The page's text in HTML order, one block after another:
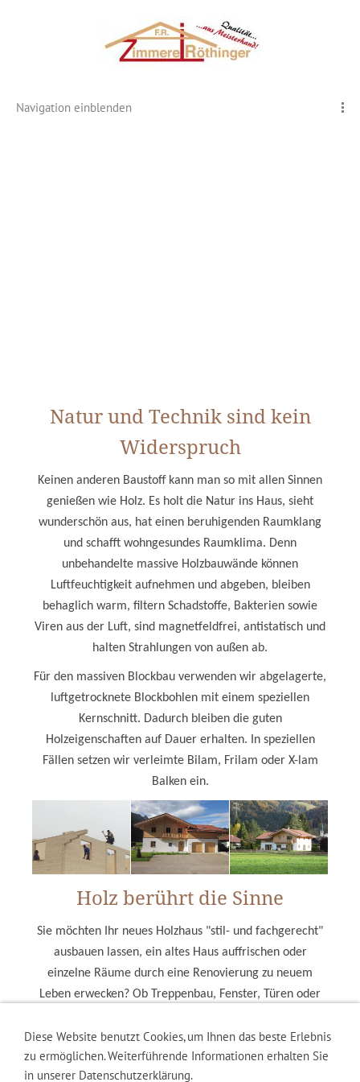
Navigation einblenden
Natur und Technik sind kein
Widerspruch
Keinen anderen Baustoff kann man so mit allen Sinnen
genießen wie Holz. Es holt die Natur ins Haus, sieht
wunderschön aus, hat einen beruhigenden Raumklang
und schafft wohngesundes Raumklima. Denn
unbehandelte massive Holzbauwände können
Luftfeuchtigkeit aufnehmen und abgeben, bleiben
behaglich warm, filtern Schadstoffe, Bakterien sowie
Viren aus der Luft, sind magnetfeldfrei, antistatisch und
halten Strahlungen von außen ab.
Für den massiven Blockbau verwenden wir abgelagerte,
luftgetrocknete Blockbohlen mit einem speziellen
Kernschnitt. Dadurch bleiben die guten
Holzeigenschaften auf Dauer erhalten. In speziellen
Fällen setzen wir verleimte Bilam, Frilam oder X-lam
Balken ein.
Holz berührt die Sinne
Sie möchten Ihr neues Holzhaus "stil- und fachgerecht"
ausbauen lassen, ein altes Haus auffrischen oder
einzelne Räume durch eine Renovierung zu neuem
Leben erwecken? Ob Treppenbau, Fenster, Türen oder
schaffen eine ganz besondere, behagliche Atmosphäre.
Diese Website benutzt Cookies, um Ihnen das beste Erlebnis
zu ermöglichen. Weiterführende Informationen erhalten Sie
in unserer Datenschutzerklärung.